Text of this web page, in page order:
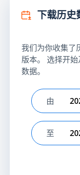
下载历史
我们为你收集了
版本。 选择开
数据。
选择开始
由
选择结束
至